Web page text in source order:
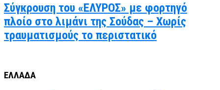
Σύγκρουση του «ΕΛΥΡΟΣ» με φορτηγό
πλοίο στο λιμάνι της Σούδας – Χωρίς
τραυματισμούς το περιστατικό
ΕΛΛΑΔΑ